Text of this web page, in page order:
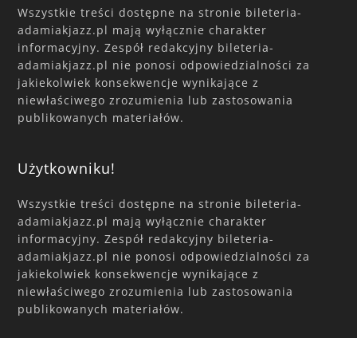
Wszystkie treści dostępne na stronie bileteria-
adamiakjazz.pl mają wyłącznie charakter
informacyjny. Zespół redakcyjny bileteria-
adamiakjazz.pl nie ponosi odpowiedzialności za
jakiekolwiek konsekwencje wynikające z
niewłaściwego zrozumienia lub zastosowania
publikowanych materiałów.
Użytkowniku!
Wszystkie treści dostępne na stronie bileteria-
adamiakjazz.pl mają wyłącznie charakter
informacyjny. Zespół redakcyjny bileteria-
adamiakjazz.pl nie ponosi odpowiedzialności za
jakiekolwiek konsekwencje wynikające z
niewłaściwego zrozumienia lub zastosowania
publikowanych materiałów.